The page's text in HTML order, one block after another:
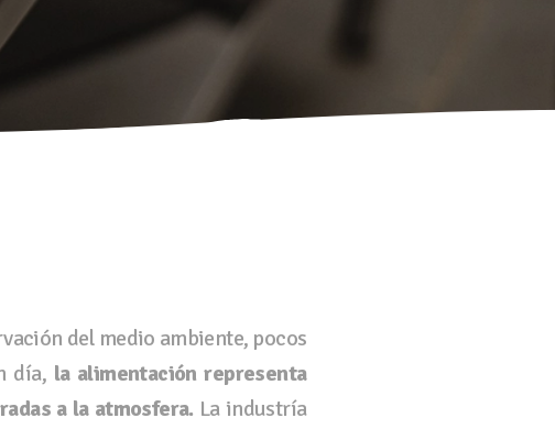
del medio ambiente, pocos
día,la alimentación representa
a la atmosfera. La industría